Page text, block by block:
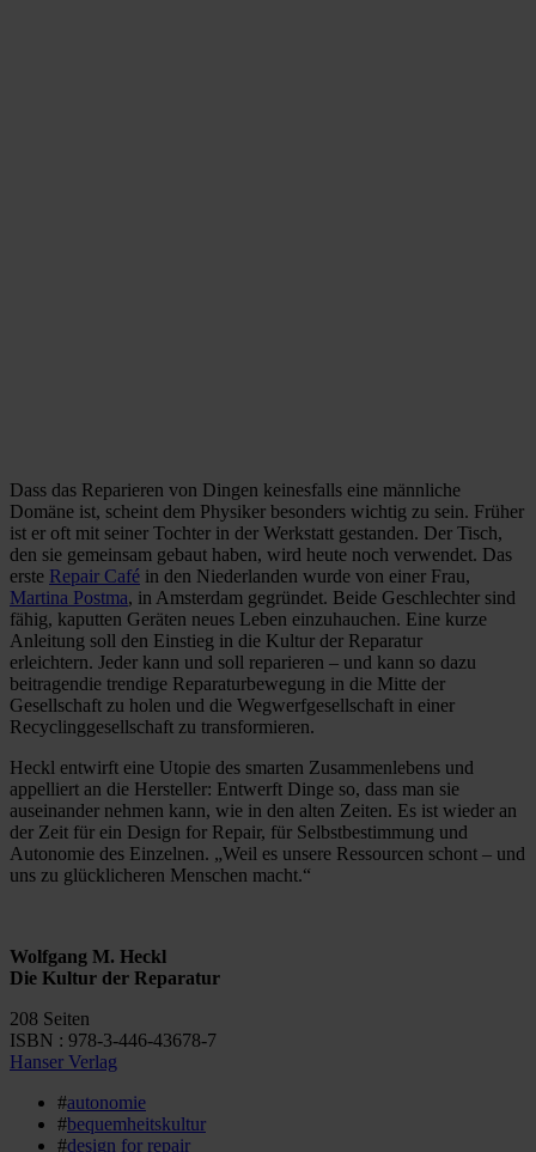
Dass das Reparieren von Dingen keinesfalls eine männliche
Domäne ist, scheint dem Physiker besonders wichtig zu sein. Früher
ist er oft mit seiner Tochter in der Werkstatt gestanden. Der Tisch,
den sie gemeinsam gebaut haben, wird heute noch verwendet. Das
erste Repair Café in den Niederlanden wurde von einer Frau,
Martina Postma, in Amsterdam gegründet. Beide Geschlechter sind
fähig, kaputten Geräten neues Leben einzuhauchen. Eine kurze
Anleitung soll den Einstieg in die Kultur der Reparatur
erleichtern. Jeder kann und soll reparieren – und kann so dazu
beitragendie trendige Reparaturbewegung in die Mitte der
Gesellschaft zu holen und die Wegwerfgesellschaft in einer
Recyclinggesellschaft zu transformieren.
Heckl entwirft eine Utopie des smarten Zusammenlebens und
appelliert an die Hersteller: Entwerft Dinge so, dass man sie
auseinander nehmen kann, wie in den alten Zeiten. Es ist wieder an
der Zeit für ein Design for Repair, für Selbstbestimmung und
Autonomie des Einzelnen. „Weil es unsere Ressourcen schont – und
uns zu glücklicheren Menschen macht.“
Wolfgang M. Heckl
Die Kultur der Reparatur
208 Seiten
ISBN : 978-3-446-43678-7
Hanser Verlag
#autonomie
#bequemheitskultur
#design for repair